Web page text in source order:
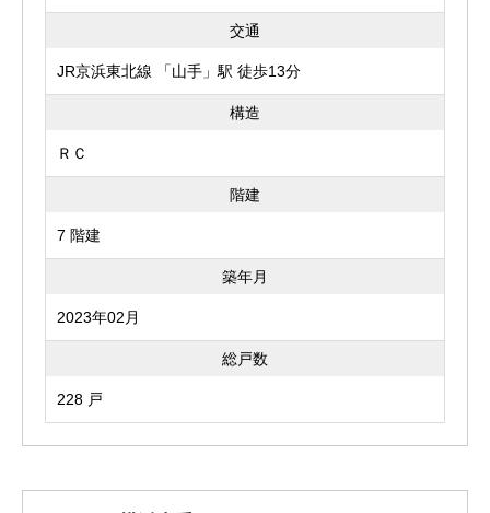
交通
JR京浜東北線 「山手」駅 徒歩13分
構造
ＲＣ
階建
7 階建
築年月
2023年02月
総戸数
228 戸